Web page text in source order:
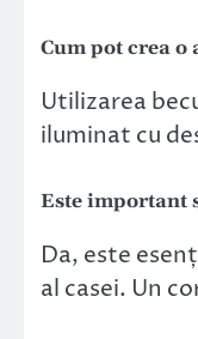
Cum pot crea
Utilizarea
iluminat cu
Este important
Da, este
al casei. Un